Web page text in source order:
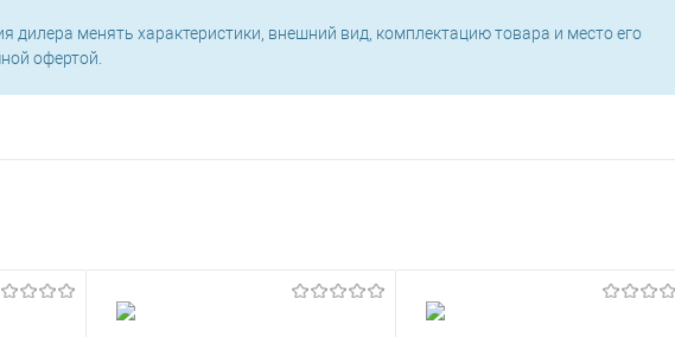
дилера менять характеристики, внешний вид, комплектацию товара и место его
офертой.